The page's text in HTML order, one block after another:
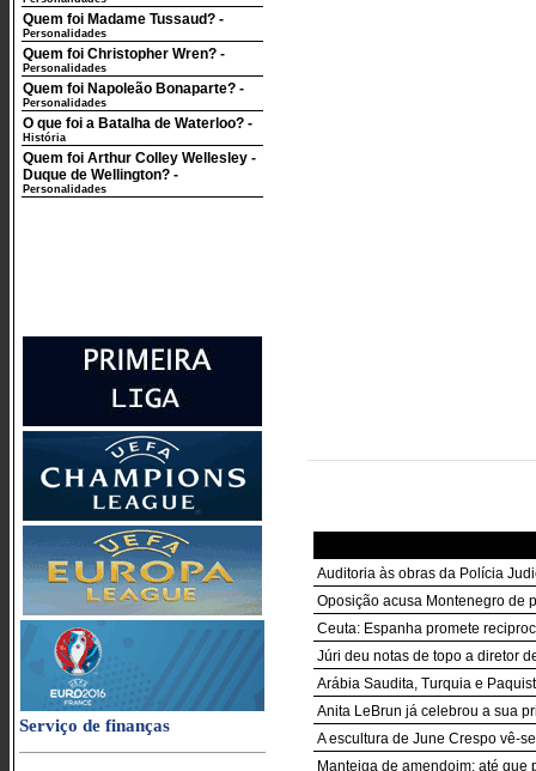
Quem foi Madame Tussaud? -
Personalidades
Quem foi Christopher Wren? -
Personalidades
Quem foi Napoleão Bonaparte? -
Personalidades
O que foi a Batalha de Waterloo? -
História
Quem foi Arthur Colley Wellesley -
Duque de Wellington? -
Personalidades
Serviço de finanças
Auditoria às obras da Polícia
Oposição acusa Montenegro de
Ceuta: Espanha promete
Júri deu notas de topo a diretor
Arábia Saudita, Turquia e
Anita LeBrun já celebrou a sua
A escultura de June Crespo vê-
Manteiga de amendoim: até que